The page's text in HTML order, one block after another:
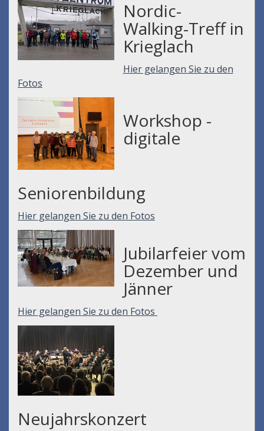
Nordic-
Walking-Treff in
Krieglach
Hier gelangen Sie zu den
Fotos
Workshop -
digitale
Seniorenbildung
Hier gelangen Sie zu den Fotos
Jubilarfeier vom
Dezember und
Jänner
Hier gelangen Sie zu den Fotos
Neujahrskonzert